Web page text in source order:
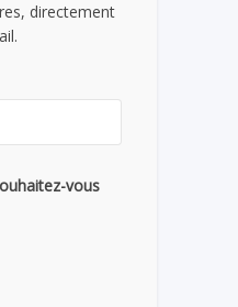
directement
vous